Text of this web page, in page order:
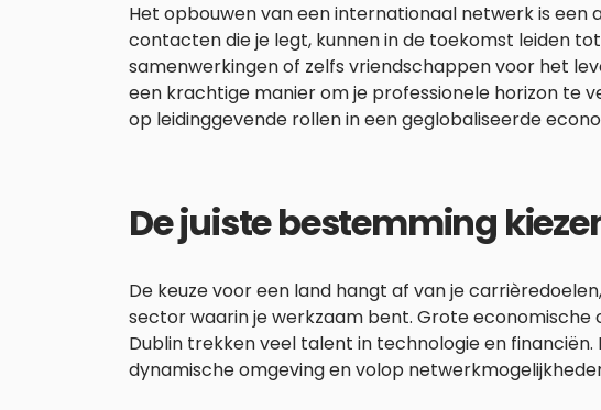
Het opbouwen van een internationaal netwerk is een
contacten die je legt, kunnen in de toekomst leiden
samenwerkingen of zelfs vriendschappen voor het
een krachtige manier om je professionele horizon te
op leidinggevende rollen in een geglobaliseerde
De juiste bestemming
De keuze voor een land hangt af van je
sector waarin je werkzaam bent. Grote economische
Dublin trekken veel talent in technologie en financiën.
dynamische omgeving en volop